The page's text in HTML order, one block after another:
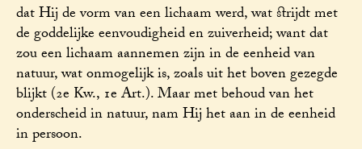
dat Hij de vorm van een lichaam werd, wat strijdt met
de goddelijke eenvoudigheid en zuiverheid; want dat
zou een lichaam aannemen zijn in de eenheid van
natuur, wat onmogelijk is, zoals uit het boven gezegde
blijkt (2e Kw., 1e Art.). Maar met behoud van het
onderscheid in natuur, nam Hij het aan in de eenheid
in persoon.